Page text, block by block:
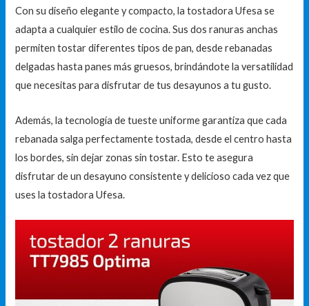
Con su diseño elegante y compacto, la tostadora Ufesa se
adapta a cualquier estilo de cocina. Sus dos ranuras anchas
permiten tostar diferentes tipos de pan, desde rebanadas
delgadas hasta panes más gruesos, brindándote la versatilidad
que necesitas para disfrutar de tus desayunos a tu gusto.
Además, la tecnología de tueste uniforme garantiza que cada
rebanada salga perfectamente tostada, desde el centro hasta
los bordes, sin dejar zonas sin tostar. Esto te asegura
disfrutar de un desayuno consistente y delicioso cada vez que
uses la tostadora Ufesa.